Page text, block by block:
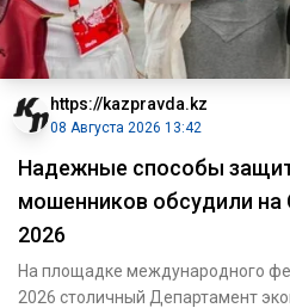
https://kazpravda.kz
08 Августа 2026 13:42
Надежные способы
мошенников обсудили на
2026
На площадке международного
2026 столичный Департамент